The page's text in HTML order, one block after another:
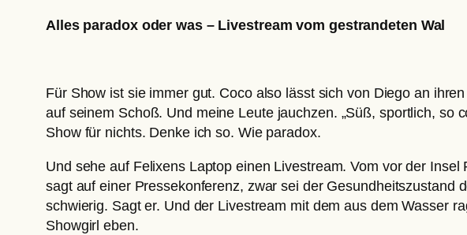
Alles paradox oder was – Livestream vom gestrandeten Wal
Für Show ist sie immer gut. Coco also lässt sich von Diego an
auf seinem Schoß. Und meine Leute jauchzen. „Süß, sportlich,
Show für nichts. Denke ich so. Wie paradox.
Und sehe auf Felixens Laptop einen Livestream. Vom vor der
sagt auf einer Pressekonferenz, zwar sei der Gesundheitszustand
schwierig. Sagt er. Und der Livestream mit dem aus dem Wasser
Showgirl eben.